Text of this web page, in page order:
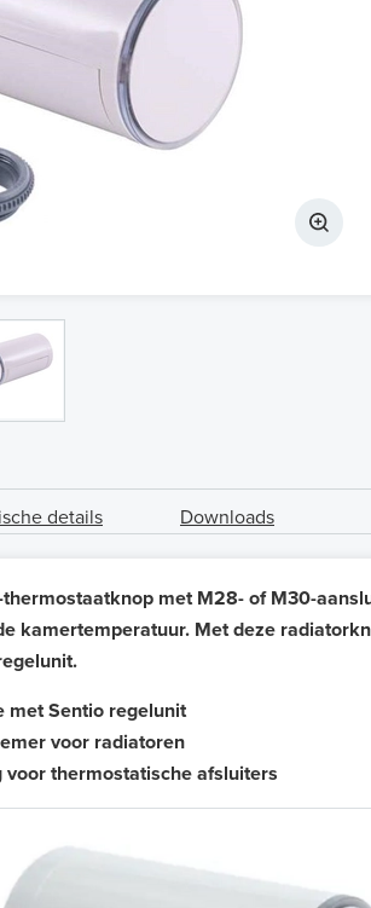
details Downloads
met M28- of M30-
kamertemperatuur. Met deze
met Sentio regelunit
voor radiatoren
thermostatische afsluiters